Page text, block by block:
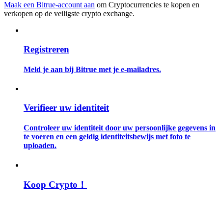
Futures-startgids
Handelsstrategieën
Leer hoe u winstgevend kunt blijven
Maak een Bitrue-account aan om Cryptocurrencies te kopen en
verkopen op de veiligste crypto exchange.
Registreren
Meld je aan bij Bitrue met je e-mailadres.
Verifieer uw identiteit
Controleer uw identiteit door uw persoonlijke gegevens in
te voeren en een geldig identiteitsbewijs met foto te
uploaden.
Koop Crypto！